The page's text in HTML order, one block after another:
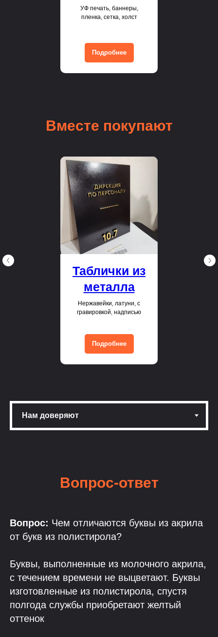
УФ печать, баннеры,
пленка, сетка, холст
Подробнее
Вместе покупают
Таблички из
металла
Нержавейки, латуни, с
гравировкой, надписью
Подробнее
Вопрос-ответ
Вопрос: Чем отличаются буквы из акрила
от букв из полистирола?
Буквы, выполненные из молочного акрила,
с течением времени не выцветают. Буквы
изготовленные из полистирола, спустя
полгода службы приобретают желтый
оттенок